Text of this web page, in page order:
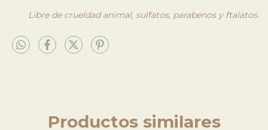
Libre de crueldad animal, sulfatos, parabenos y ftalatos.
Productos similares